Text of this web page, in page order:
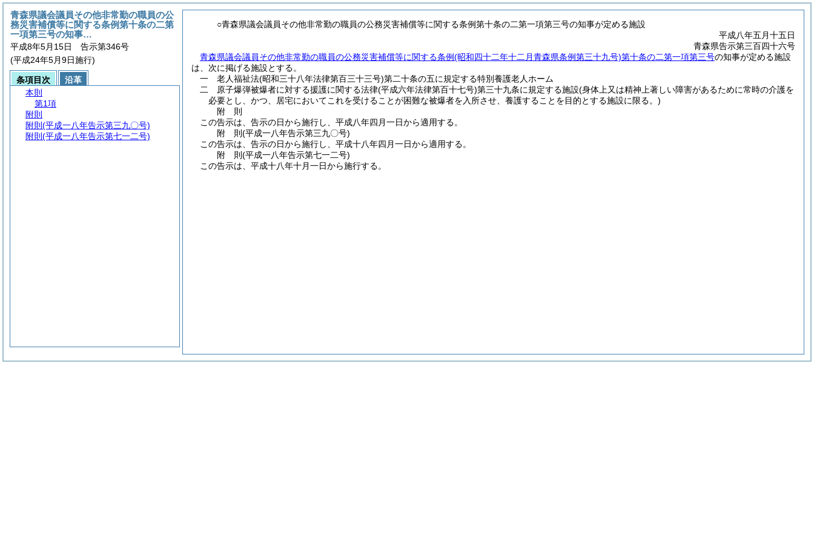
○青森県議会議員その他非常勤の職員の公務災害補償等に関する条例第十条の二第一項第三号の知事が定める施設
平成八年五月十五日
青森県告示第三百四十六号
青森県議会議員その他非常勤の職員の公務災害補償等に関する条例(昭和四十二年十二月青森県条例第三十九号)第十条の二第一項第三号の知事が定める施設
は、次に掲げる施設とする。
一 老人福祉法(昭和三十八年法律第百三十三号)第二十条の五に規定する特別養護老人ホーム
二 原子爆弾被爆者に対する援護に関する法律(平成六年法律第百十七号)第三十九条に規定する施設(身体上又は精神上著しい障害があるために常時の介護を
必要とし、かつ、居宅においてこれを受けることが困難な被爆者を入所させ、養護することを目的とする施設に限る。)
附 則
この告示は、告示の日から施行し、平成八年四月一日から適用する。
附 則(平成一八年告示第三九〇号)
この告示は、告示の日から施行し、平成十八年四月一日から適用する。
附 則(平成一八年告示第七一二号)
この告示は、平成十八年十月一日から施行する。
青森県議会議員その他非常勤の職員の公
務災害補償等に関する条例第十条の二第
一項第三号の知事…
平成8年5月15日 告示第346号
(平成24年5月9日施行)
条項目次
沿革
本則
第1項
附則
附則 (平成一八年告示第三九〇号)
附則 (平成一八年告示第七一二号)